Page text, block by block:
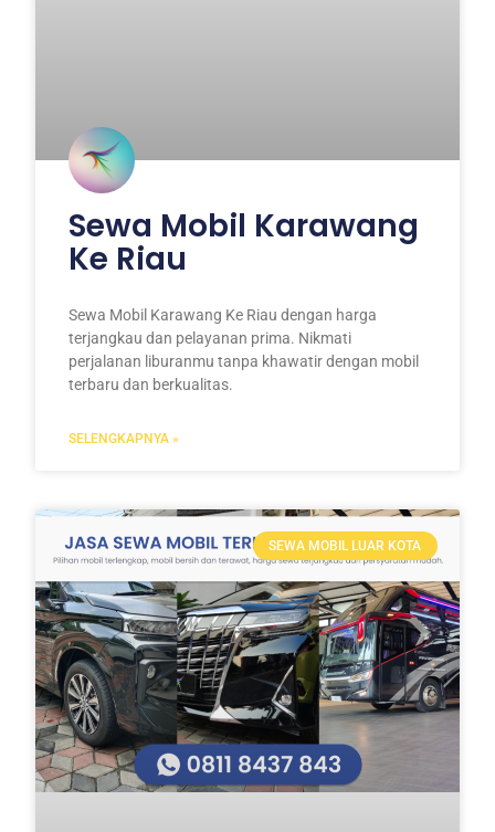
Sewa Mobil Karawang
Ke Riau
Sewa Mobil Karawang Ke Riau dengan harga
terjangkau dan pelayanan prima. Nikmati
perjalanan liburanmu tanpa khawatir dengan mobil
terbaru dan berkualitas.
SELENGKAPNYA »
SEWA MOBIL LUAR KOTA